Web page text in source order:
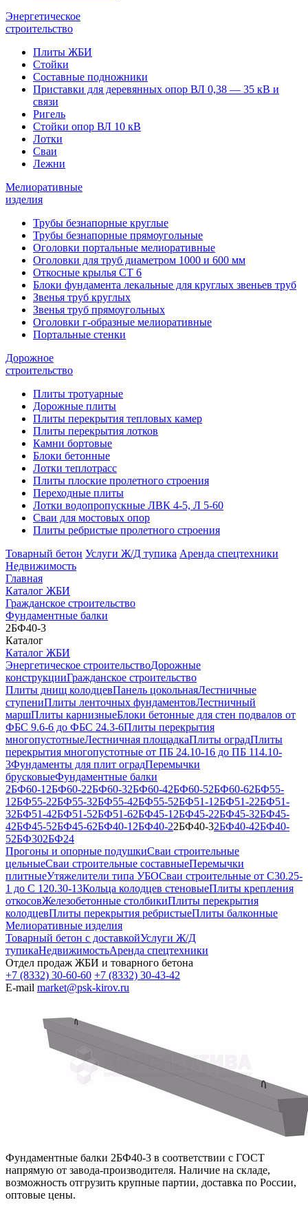
Энергетическое
строительство
Плиты ЖБИ
Стойки
Составные подножники
Приставки для деревянных опор ВЛ 0,38 — 35 кВ и
связи
Ригель
Стойки опор ВЛ 10 кВ
Лотки
Сваи
Лежни
Мелиоративные
изделия
Трубы безнапорные круглые
Трубы безнапорные прямоугольные
Оголовки портальные мелиоративные
Оголовки для труб диаметром 1000 и 600 мм
Откосные крылья СТ 6
Блоки фундамента лекальные для круглых звеньев труб
Звенья труб круглых
Звенья труб прямоугольных
Оголовки г-образные мелиоративные
Портальные стенки
Дорожное
строительство
Плиты тротуарные
Дорожные плиты
Плиты перекрытия тепловых камер
Плиты перекрытия лотков
Камни бортовые
Блоки бетонные
Лотки теплотрасс
Плиты плоские пролетного строения
Переходные плиты
Лотки водопропускные ЛВК 4-5, Л 5-60
Сваи для мостовых опор
Плиты ребристые пролетного строения
Товарный бетон Услуги Ж/Д тупика Аренда спецтехники
Недвижимость
Главная
Каталог ЖБИ
Гражданское строительство
Фундаментные балки
2БФ40-3
Каталог
Каталог ЖБИ
Энергетическое строительствоДорожные
конструкцииГражданское строительство
Плиты днищ колодцевПанель цокольнаяЛестничные
ступениПлиты ленточных фундаментовЛестничный
маршПлиты карнизныеБлоки бетонные для стен подвалов от
ФБС 9.6-6 до ФБС 24.3-6Плиты перекрытия
многопустотныеЛестничная площадкаПлиты оградПлиты
перекрытия многопустотные от ПБ 24.10-16 до ПБ 114.10-
3Фундаменты для плит оградПеремычки
брусковыеФундаментные балки
2БФ60-1 2БФ60-22БФ60-32БФ60-42БФ60-52БФ60-62БФ55-
1 2БФ55-22БФ55-32БФ55-42БФ55-52БФ51-1 2БФ51-22БФ51-
32БФ51-42БФ51-52БФ51-62БФ45-1 2БФ45-22БФ45-32БФ45-
42БФ45-52БФ45-62БФ40-1 2БФ40-22БФ40-32БФ40-42БФ40-
52БФ302БФ24
Прогоны и опорные подушкиСваи строительные
цельныеСваи строительные составныеПеремычки
плитныеУтяжелители типа УБОСваи строительные от С30.25-
1 до С 120.30-13Кольца колодцев стеновыеПлиты крепления
откосовЖелезобетонные столбикиПлиты перекрытия
колодцевПлиты перекрытия ребристыеПлиты балконные
Мелиоративные изделия
Товарный бетон с доставкойУслуги Ж/Д
тупикаНедвижимостьАренда спецтехники
Отдел продаж ЖБИ и товарного бетона
+7 (8332) 30-60-60 +7 (8332) 30-43-42
E-mail market@psk-kirov.ru
Фундаментные балки 2БФ40-3 в соответствии с ГОСТ
напрямую от завода-производителя. Наличие на складе,
возможность отгрузить крупные партии, доставка по России,
оптовые цены.